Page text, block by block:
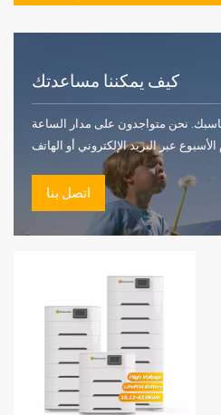
كيف يمكننا مساعدتك
نحن متواجدون على مدار الساعة
اتصل بنا